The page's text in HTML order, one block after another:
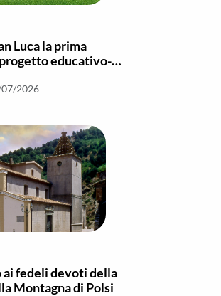
Luca la prima
educativo-
2026
ai fedeli devoti della
Montagna di Polsi